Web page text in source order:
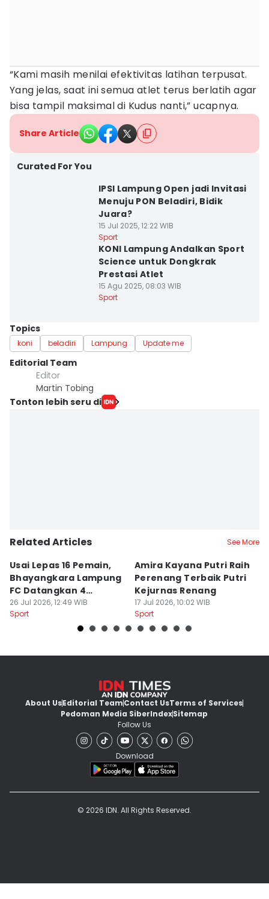
“Kami masih menilai efektivitas latihan terpusat.
Yang jelas, saat ini semua atlet terus berlatih agar
bisa tampil maksimal di Kudus nanti,” ucapnya.
Share Article
Curated For You
IPSI Lampung Open jadi Invitasi
Menuju PON Beladiri, Bidik
Juara?
15 Jul 2025, 12:22 WIB
Sport
KONI Lampung Andalkan Sport
Science untuk Dongkrak
Prestasi Atlet
15 Agu 2025, 08:03 WIB
Sport
Topics
koni beladiri Lampung Update me
Editorial Team
Editor
Martin Tobing
Tonton lebih seru di
Related Articles See More
Usai Lepas 16 Pemain,
Bhayangkara Lampung
FC Datangkan 4
Rekrutan
26 Jul 2026, 12:49 WIB
Sport
Amira Kayana Putri Raih
Perenang Terbaik Putri
Kejurnas Renang
17 Jul 2026, 10:02 WIB
Sport
About UsEditorial TeamContact UsTerms of Services
Pedoman Media SiberIndexSitemap
Follow Us
Download
© 2026 IDN. All Rights Reserved.